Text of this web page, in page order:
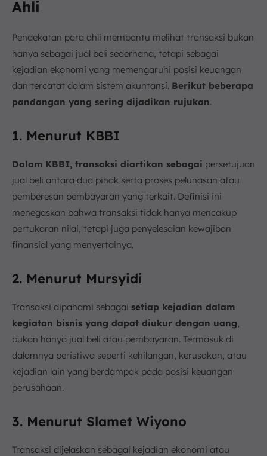
Ahli
Pendekatan para ahli membantu melihat transaksi bukan
hanya sebagai jual beli sederhana, tetapi sebagai
kejadian ekonomi yang memengaruhi posisi keuangan
dan tercatat dalam sistem akuntansi. Berikut beberapa
pandangan yang sering dijadikan rujukan.
1. Menurut KBBI
Dalam KBBI, transaksi diartikan sebagai persetujuan
jual beli antara dua pihak serta proses pelunasan atau
pemberesan pembayaran yang terkait. Definisi ini
menegaskan bahwa transaksi tidak hanya mencakup
pertukaran nilai, tetapi juga penyelesaian kewajiban
finansial yang menyertainya.
2. Menurut Mursyidi
Transaksi dipahami sebagai setiap kejadian dalam
kegiatan bisnis yang dapat diukur dengan uang,
bukan hanya jual beli atau pembayaran. Termasuk di
dalamnya peristiwa seperti kehilangan, kerusakan, atau
kejadian lain yang berdampak pada posisi keuangan
perusahaan.
3. Menurut Slamet Wiyono
Transaksi dijelaskan sebagai kejadian ekonomi atau